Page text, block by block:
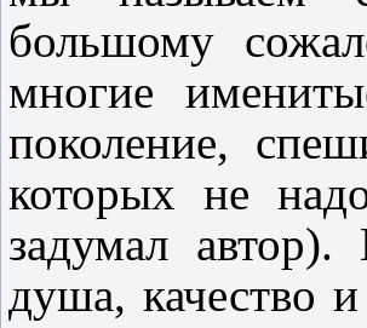
большому
многие
поколение,
которых не
задумал автор).
душа, качество